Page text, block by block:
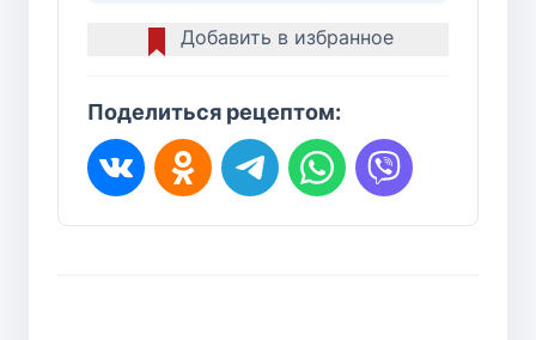
Добавить в избранное
Поделиться рецептом: